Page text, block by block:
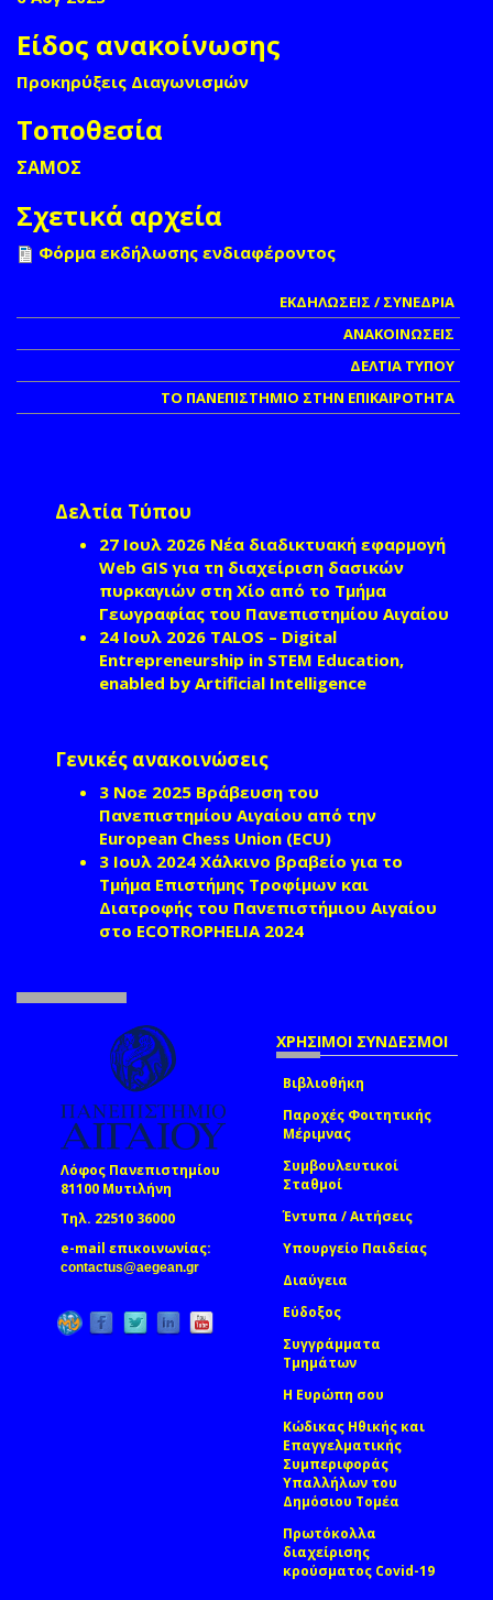
Είδος ανακοίνωσης
Προκηρύξεις Διαγωνισμών
Τοποθεσία
ΣΑΜΟΣ
Σχετικά αρχεία
Φόρμα εκδήλωσης ενδιαφέροντος
ΕΚΔΗΛΩΣΕΙΣ / ΣΥΝΕΔΡΙΑ
ΑΝΑΚΟΙΝΩΣΕΙΣ
ΔΕΛΤΙΑ ΤΥΠΟΥ
ΤΟ ΠΑΝΕΠΙΣΤΗΜΙΟ ΣΤΗΝ ΕΠΙΚΑΙΡΟΤΗΤΑ
Δελτία Τύπου
27 Ιουλ 2026 Νέα διαδικτυακή εφαρμογή
Web GIS για τη διαχείριση δασικών
πυρκαγιών στη Χίο από το Τμήμα
Γεωγραφίας του Πανεπιστημίου Αιγαίου
24 Ιουλ 2026 TALOS – Digital
Entrepreneurship in STEM Education,
enabled by Artificial Intelligence
Γενικές ανακοινώσεις
3 Νοε 2025 Βράβευση του
Πανεπιστημίου Αιγαίου από την
European Chess Union (ECU)
3 Ιουλ 2024 Χάλκινο βραβείο για το
Τμήμα Επιστήμης Τροφίμων και
Διατροφής του Πανεπιστήμιου Αιγαίου
στο ECOTROPHELIA 2024
Λόφος Πανεπιστημίου
81100 Μυτιλήνη
Τηλ. 22510 36000
e-mail επικοινωνίας:
contactus@aegean.gr
ΧΡΗΣΙΜΟΙ ΣΥΝΔΕΣΜΟΙ
Βιβλιοθήκη
Παροχές Φοιτητικής
Μέριμνας
Συμβουλευτικοί
Σταθμοί
Έντυπα / Αιτήσεις
Υπουργείο Παιδείας
Διαύγεια
Εύδοξος
Συγγράμματα
Τμημάτων
Η Ευρώπη σου
Κώδικας Ηθικής και
Επαγγελματικής
Συμπεριφοράς
Υπαλλήλων του
Δημόσιου Τομέα
Πρωτόκολλα
διαχείρισης
κρούσματος Covid-19